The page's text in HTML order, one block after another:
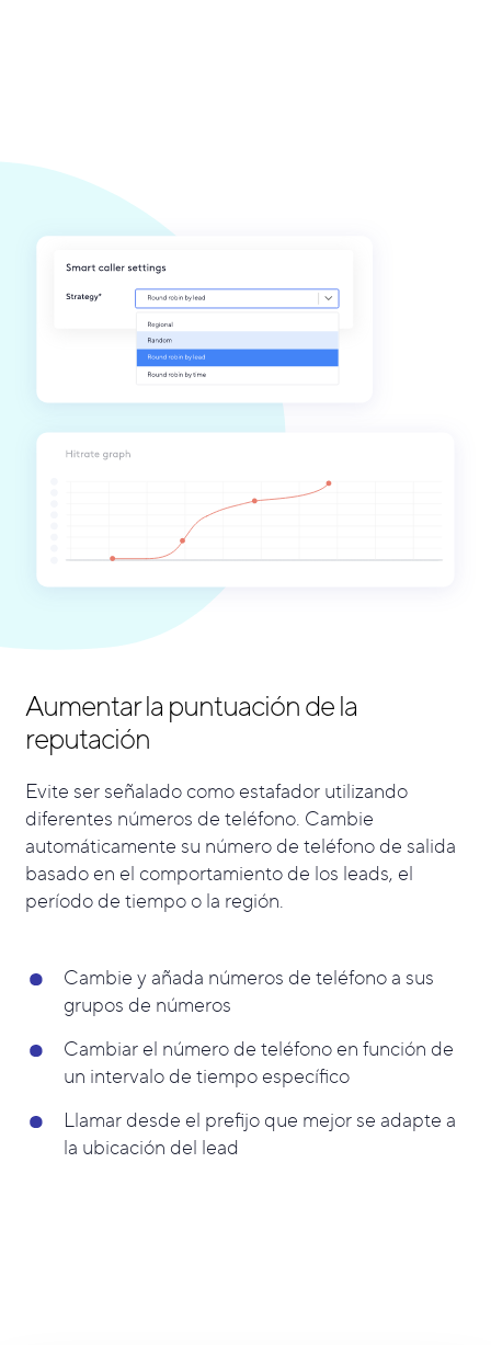
Aumentar la puntuación de la
reputación
Evite ser señalado como estafador utilizando
diferentes números de teléfono. Cambie
automáticamente su número de teléfono de salida
basado en el comportamiento de los leads, el
período de tiempo o la región.
Cambie y añada números de teléfono a sus
grupos de números
Cambiar el número de teléfono en función de
un intervalo de tiempo específico
Llamar desde el prefijo que mejor se adapte a
la ubicación del lead